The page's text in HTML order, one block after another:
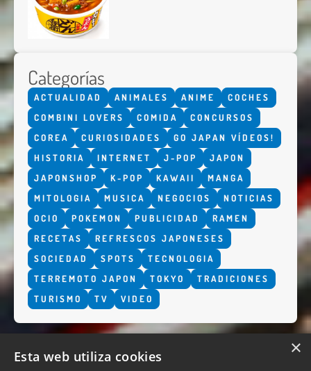
Categorías
ACTUALIDAD ANIMALES ANIME
COCHES
COMBINI LOVERS
COMIDA
CONCURSOS
COREA
CURIOSIDADES
GO JAPAN VÍDEOS!
HISTORIA
INTERNET J-POP
JAPON
JAPONSHOP
K-POP KAWAII
MANGA
MITOLOGIA
MUSICA NEGOCIOS
NOTICIAS
OCIO
POKEMON PUBLICIDAD
RAMEN
RECETAS
REFRESCOS JAPONESES
SOCIEDAD
SPOTS
TECNOLOGIA
TERREMOTO JAPON
TOKYO
TRADICIONES
TURISMO
TV VIDEO
×
Esta web utiliza cookies